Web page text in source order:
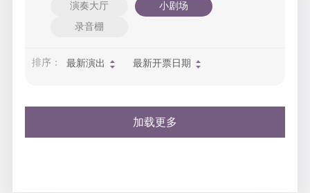
演奏大厅
小剧场
录音棚
排序： 最新演出 最新开票日期
加载更多